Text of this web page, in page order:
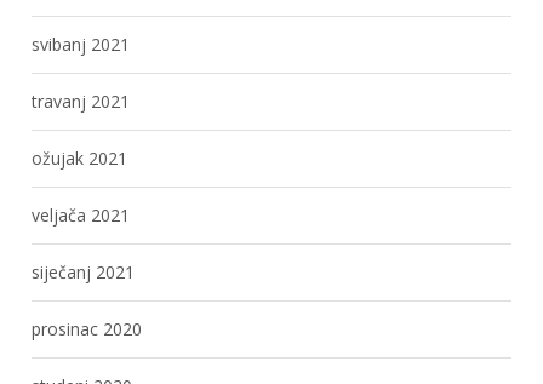
svibanj 2021
travanj 2021
ožujak 2021
veljača 2021
siječanj 2021
prosinac 2020